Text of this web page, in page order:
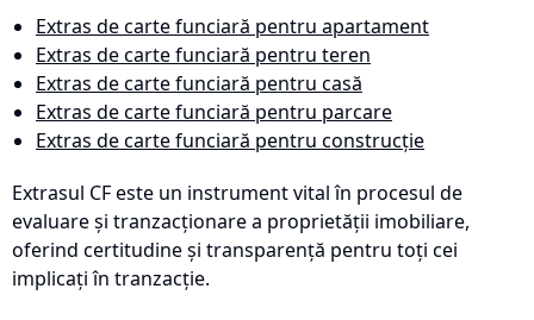
Extras de carte funciară pentru apartament
Extras de carte funciară pentru teren
Extras de carte funciară pentru casă
Extras de carte funciară pentru parcare
Extras de carte funciară pentru construcție
Extrasul CF este un instrument vital în procesul de
evaluare și tranzacționare a proprietății imobiliare,
oferind certitudine și transparență pentru toți cei
implicați în tranzacție.